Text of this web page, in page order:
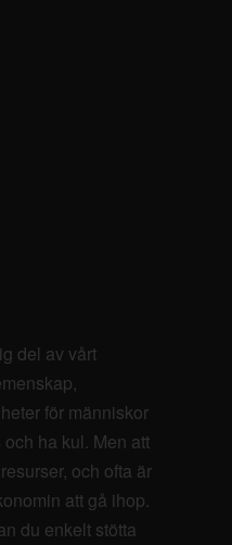
del av vårt
för människor
ha kul. Men att
och ofta är
att gå ihop.
du enkelt stötta